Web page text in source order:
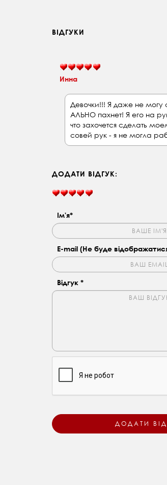
ВІДГУКИ
Инна
Девочки!!! Я даже не
АЛЬНО пахнет! Я его на
что захочется сделать
совей рук - я не могла
ДОДАТИ ВІДГУК:
Ім'я*
E-mail (Не буде
Відгук *